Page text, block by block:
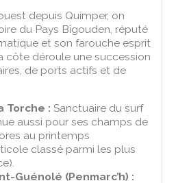
depuis Quimper, on
du Pays Bigouden, réputé
et son farouche esprit
côte déroule une succession
de ports actifs et de
Torche : Sanctuaire du surf
aussi pour ses champs de
au printemps
classé parmi les plus
Guénolé (Penmarc’h) :